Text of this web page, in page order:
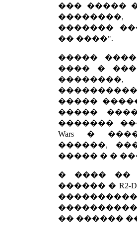
��� �����
�������
�� ����".
�����
���� �
�����
�����
�������
Wars �
������,
����� � �
� ���� ��
������ �
�� ������